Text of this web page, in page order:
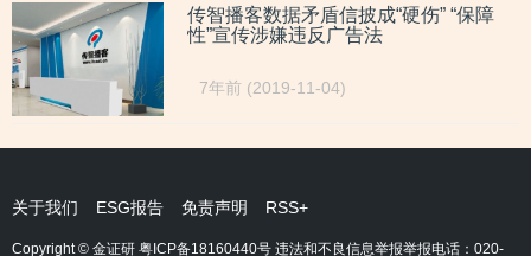
研发项
目，大客
与该高校
人员“同名”
传智播客数据矛盾信披成“硬伤” “保障
性”宣传涉嫌违反广告法
7年前 (2019-11-04)
关于我们 ESG报告 免责声明 RSS+
Copyright © 金证研 粤ICP备18160440号 违法和不良信息举报举报电话：020-